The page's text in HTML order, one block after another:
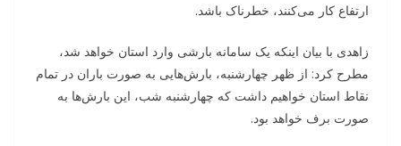
ارتفاع کار می‌کنند، خطرناک باشد.
زاهدی با بیان اینکه یک سامانه بارشی وارد استان خواهد شد،
مطرح کرد: از ظهر چهارشنبه، بارش‌هایی به صورت باران در تمام
نقاط استان خواهیم داشت که چهارشنبه شب، این بارش‌ها به
صورت برف خواهد بود.